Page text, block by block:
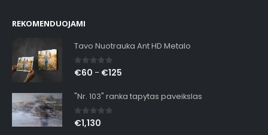
REKOMENDUOJAMI
Tavo Nuotrauka Ant HD Metalo
0out of 5
€60 – €125
"Nr. 103" ranka tapytas paveikslas
0out of 5
€1,130